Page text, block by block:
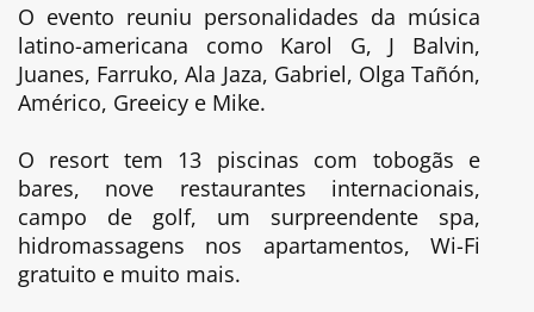
O evento reuniu personalidades da música
latino-americana como Karol G, J Balvin,
Juanes, Farruko, Ala Jaza, Gabriel, Olga Tañón,
Américo, Greeicy e Mike.
O resort tem 13 piscinas com tobogãs e
bares, nove restaurantes internacionais,
campo de golf, um surpreendente spa,
hidromassagens nos apartamentos, Wi-Fi
gratuito e muito mais.